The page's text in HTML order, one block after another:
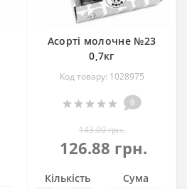
Асорті молочне №23
0,7кг
Код товару: 1028975
0
143.00 грн.
126.88 грн.
Кількість Сума